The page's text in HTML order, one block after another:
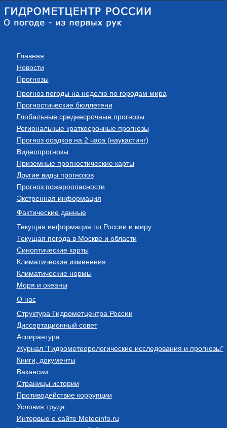
Главная
Новости
Прогнозы
Прогноз погоды на неделю по городам мира
Прогностические бюллетени
Глобальные среднесрочные прогнозы
Региональные краткосрочные прогнозы
Прогноз осадков на 2 часа (наукастинг)
Видеопрогнозы
Приземные прогностические карты
Другие виды прогнозов
Прогноз пожароопасности
Экстренная информация
Фактические данные
Текущая информация по России и миру
Текущая погода в Москве и области
Синоптические карты
Климатические изменения
Климатические нормы
Моря и океаны
О нас
Структура Гидрометцентра России
Диссертационный совет
Аспирантура
Журнал "Гидрометеорологические исследования и прогнозы"
Книги, документы
Вакансии
Страницы истории
Противодействие коррупции
Условия труда
Интервью о сайте Meteoinfo.ru